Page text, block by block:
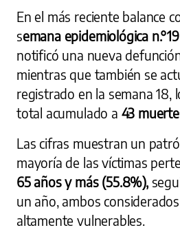
En el más reciente balance
semana epidemiológica
notificó una nueva
mientras que también se
registrado en la semana 18,
total acumulado a 43
Las cifras muestran un
mayoría de las víctimas
65 años y más (55.8%),
un año, ambos
altamente vulnerables.